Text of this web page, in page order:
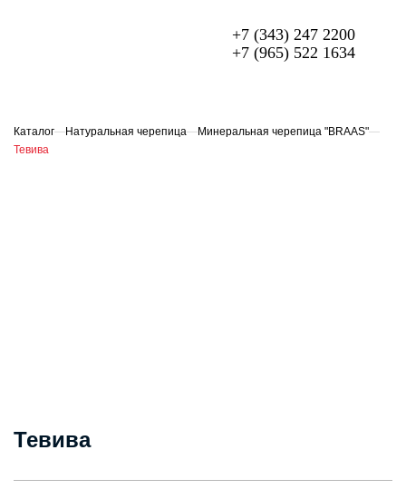
+7 (343) 247 2200
+7 (965) 522 1634
ПРОФЛИСТ
Контакты
Каталог—Натуральная черепица—Минеральная черепица "BRAAS"—
Тевива
Тевива